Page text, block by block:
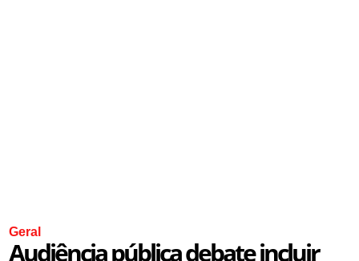
Geral
Audiência pública debate incluir